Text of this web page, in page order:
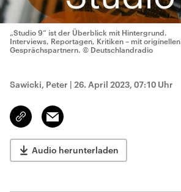
„Studio 9“ ist der Überblick mit Hintergrund.
Interviews, Reportagen, Kritiken – mit originellen
Gesprächspartnern. © Deutschlandradio
Sawicki, Peter | 26. April 2023, 07:10 Uhr
Link
kopieren/teilen
Email
Audio herunterladen